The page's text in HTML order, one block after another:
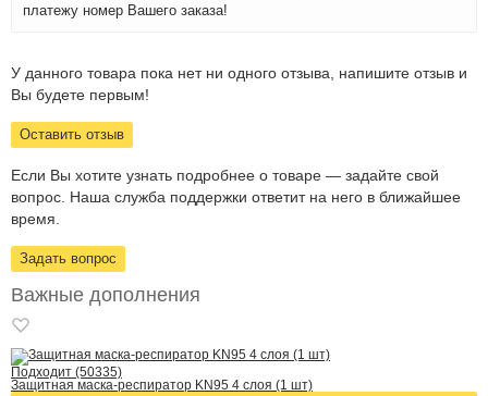
платежу номер Вашего заказа!
У данного товара пока нет ни одного отзыва, напишите отзыв и
Вы будете первым!
Оставить отзыв
Если Вы хотите узнать подробнее о товаре — задайте свой
вопрос. Наша служба поддержки ответит на него в ближайшее
время.
Задать вопрос
Важные дополнения
Подходит (50335)
Защитная маска-респиратор KN95 4 слоя (1 шт)